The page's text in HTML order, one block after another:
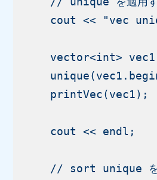
cout << "vec
vector<int> vec1
    printVec(vec1);
    cout << endl;
// sort unique を